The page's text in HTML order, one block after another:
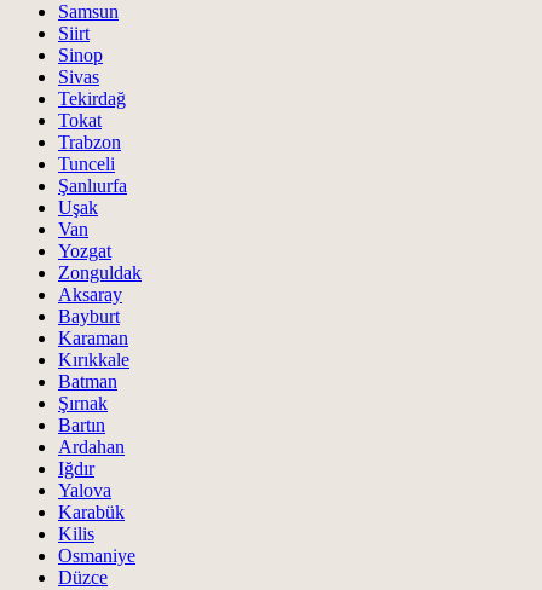
Samsun
Siirt
Sinop
Sivas
Tekirdağ
Tokat
Trabzon
Tunceli
Şanlıurfa
Uşak
Van
Yozgat
Zonguldak
Aksaray
Bayburt
Karaman
Kırıkkale
Batman
Şırnak
Bartın
Ardahan
Iğdır
Yalova
Karabük
Kilis
Osmaniye
Düzce